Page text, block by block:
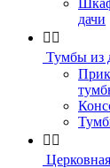
дачи
 
Тумбы из
 